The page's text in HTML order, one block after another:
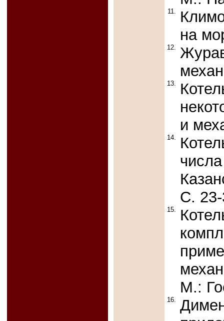
11.
на
12.
13.
и
14.
С.
15.
М.:
16.